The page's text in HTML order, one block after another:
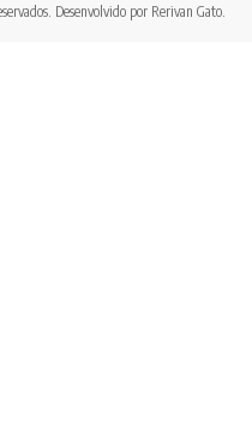
Desenvolvido por Rerivan Gato.